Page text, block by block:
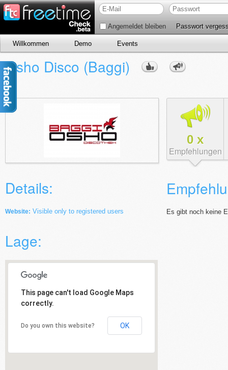
Angemeldet bleiben Passwort
Willkommen Demo Events
Osho Disco (Baggi)
Details:
Website: Visible only to registered users
Lage:
This page can't load Google Maps
correctly.
Do you own this website? OK
0 x
Empfehlungen
Es gibt noch keine